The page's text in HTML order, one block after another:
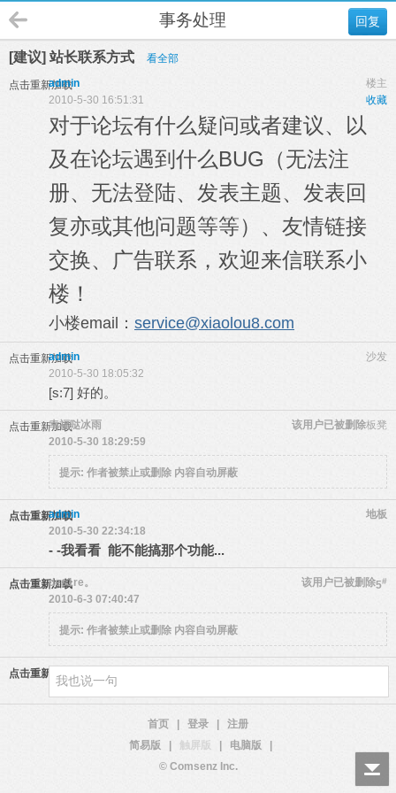
回复
事务处理
[建议] 站长联系方式 看全部
点击重新加载 楼主
admin
收藏
2010-5-30 16:51:31
对于论坛有什么疑问或者建议、以
及在论坛遇到什么BUG（无法注
册、无法登陆、发表主题、发表回
复亦或其他问题等等）、友情链接
交换、广告联系，欢迎来信联系小
楼！
小楼email： service@xiaolou8.com
点击重新加载 沙发
admin
2010-5-30 18:05:32
[s:7] 好的。
点击重新加载 板凳
幸福哒冰雨
该用户已被删除
2010-5-30 18:29:59
提示: 作者被禁止或删除 内容自动屏蔽
点击重新加载 地板
admin
2010-5-30 22:34:18
- -我看看 能不能搞那个功能...
点击重新加载 5#
des1re。
该用户已被删除
2010-6-3 07:40:47
提示: 作者被禁止或删除 内容自动屏蔽
点击重新加载
首页 登录
注册
简易版
触屏版 电脑版
© Comsenz Inc.